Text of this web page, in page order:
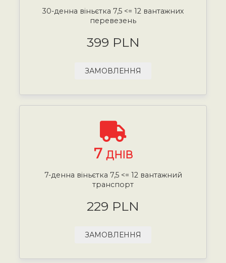
30-денна віньєтка 7,5 <= 12 вантажних
перевезень
399 PLN
ЗАМОВЛЕННЯ
7 ДНІВ
7-денна віньєтка 7,5 <= 12 вантажний
транспорт
229 PLN
ЗАМОВЛЕННЯ